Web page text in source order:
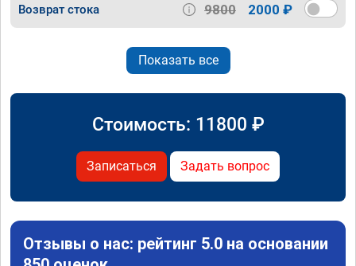
Возврат стока 9800 2000 ₽
Показать все
Стоимость: 11800 ₽
Записаться Задать вопрос
Отзывы о нас: рейтинг 5.0 на основании